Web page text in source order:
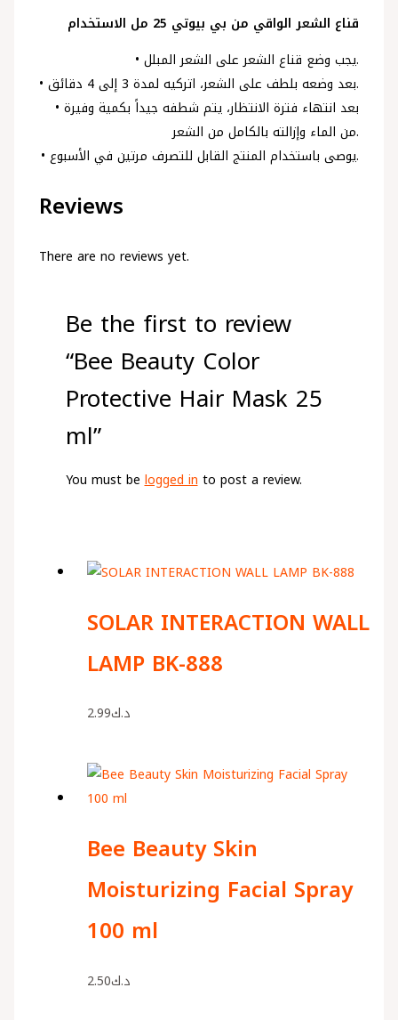
قناع الشعر الواقي من بي بيوتي 25 مل الاستخدام
• يجب وضع قناع الشعر على الشعر المبلل.
• بعد وضعه بلطف على الشعر، اتركيه لمدة 3 إلى 4 دقائق.
• بعد انتهاء فترة الانتظار، يتم شطفه جيداً بكمية وفيرة
من الماء وإزالته بالكامل من الشعر.
• يوصى باستخدام المنتج القابل للتصرف مرتين في الأسبوع.
Reviews
There are no reviews yet.
Be the first to review
“Bee Beauty Color
Protective Hair Mask 25
ml”
You must belogged into post a review.
SOLAR INTERACTION WALL
LAMP BK-888
د.ك2.99
Bee Beauty Skin
Moisturizing Facial Spray
100 ml
د.ك2.50